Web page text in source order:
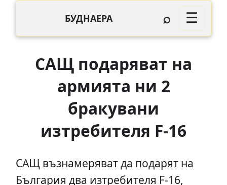
БУДНАЕРА ⌕ ☰
САЩ подаряват на
армията ни 2
бракувани
изтребителя F-16
САЩ възнамеряват да подарят на
България два изтребителя F-16,